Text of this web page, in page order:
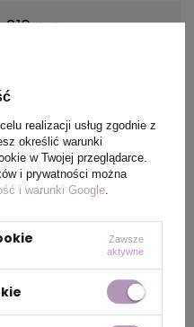
210 mm
realizacji usług zgodnie z
określić warunki
w Twojej przeglądarce.
i prywatności można
i warunki Google
Zawsze
aktywne